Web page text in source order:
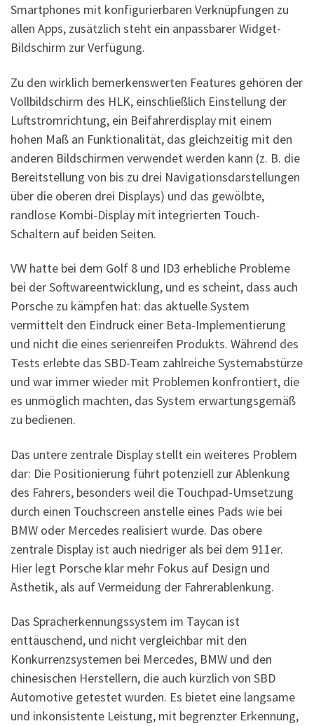
Smartphones mit konfigurierbaren Verknüpfungen zu
allen Apps, zusätzlich steht ein anpassbarer Widget-
Bildschirm zur Verfügung.
Zu den wirklich bemerkenswerten Features gehören der
Vollbildschirm des HLK, einschließlich Einstellung der
Luftstromrichtung, ein Beifahrerdisplay mit einem
hohen Maß an Funktionalität, das gleichzeitig mit den
anderen Bildschirmen verwendet werden kann (z. B. die
Bereitstellung von bis zu drei Navigationsdarstellungen
über die oberen drei Displays) und das gewölbte,
randlose Kombi-Display mit integrierten Touch-
Schaltern auf beiden Seiten.
VW hatte bei dem Golf 8 und ID3 erhebliche Probleme
bei der Softwareentwicklung, und es scheint, dass auch
Porsche zu kämpfen hat: das aktuelle System
vermittelt den Eindruck einer Beta-Implementierung
und nicht die eines serienreifen Produkts. Während des
Tests erlebte das SBD-Team zahlreiche Systemabstürze
und war immer wieder mit Problemen konfrontiert, die
es unmöglich machten, das System erwartungsgemäß
zu bedienen.
Das untere zentrale Display stellt ein weiteres Problem
dar: Die Positionierung führt potenziell zur Ablenkung
des Fahrers, besonders weil die Touchpad-Umsetzung
durch einen Touchscreen anstelle eines Pads wie bei
BMW oder Mercedes realisiert wurde. Das obere
zentrale Display ist auch niedriger als bei dem 911er.
Hier legt Porsche klar mehr Fokus auf Design und
Ästhetik, als auf Vermeidung der Fahrerablenkung.
Das Spracherkennungssystem im Taycan ist
enttäuschend, und nicht vergleichbar mit den
Konkurrenzsystemen bei Mercedes, BMW und den
chinesischen Herstellern, die auch kürzlich von SBD
Automotive getestet wurden. Es bietet eine langsame
und inkonsistente Leistung, mit begrenzter Erkennung,